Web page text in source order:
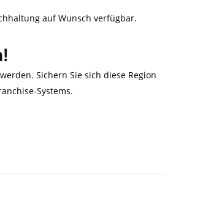
auf Wunsch verfügbar.
Sichern Sie sich diese Region
Systems.